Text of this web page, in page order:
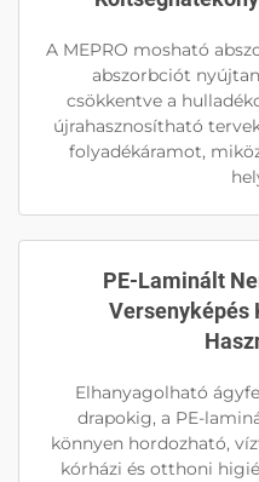
A MEPRO mosható
abszorbciót
csökkentve a
újrahasznosítható
folyadékáramot,
PE-Laminált
Versenyképés
Elhanyagolható
drapokig, a PE-
könnyen hordozható,
kórházi és otthoni